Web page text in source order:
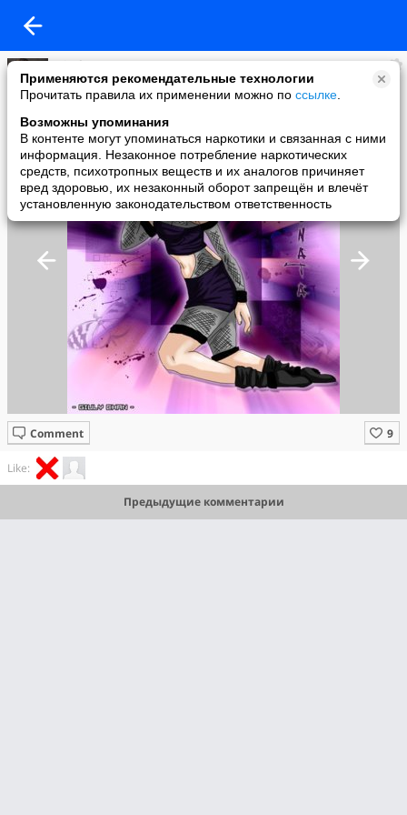
Применяются рекомендательные технологии
Прочитать правила их применении можно по ссылке
Возможны упоминания
В контенте могут упоминаться наркотики и связанная с ними
информация. Незаконное потребление наркотических
средств, психотропных веществ и их аналогов причиняет
вред здоровью, их незаконный оборот запрещён и влечёт
установленную законодательством ответственность
Nicolas
added a photo
26 Feb в 14:37
Comment
Like:
Предыдущие комментарии